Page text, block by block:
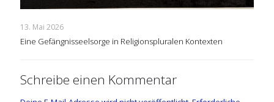
13. Mai 2026
Eine Gefängnisseelsorge in Religionspluralen Kontexten
Schreibe einen Kommentar